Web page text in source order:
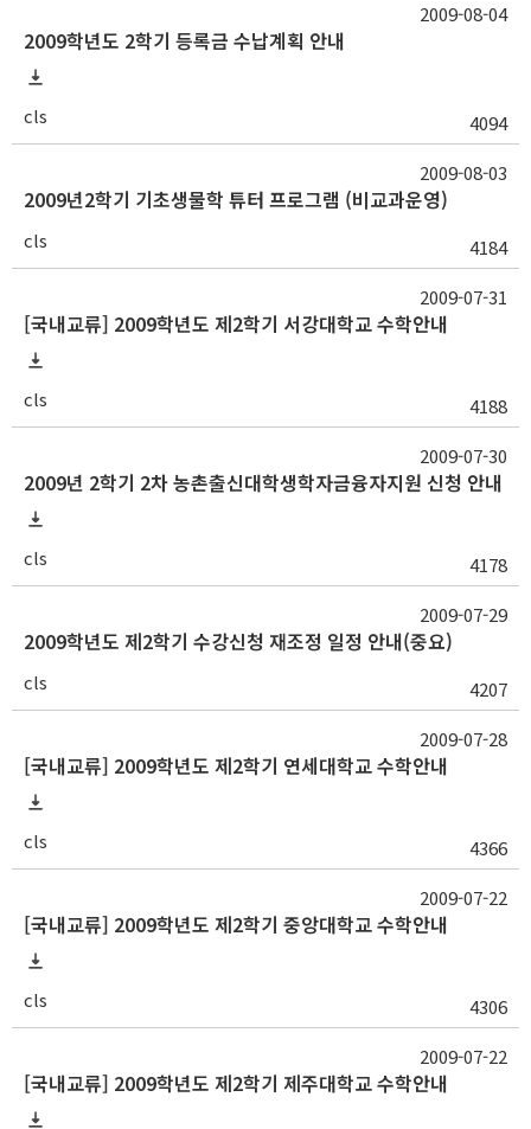
2009학년도 2학기 등록금 수납계획 안내
cls 4094
2009-08-04
2009년2학기 기초생물학 튜터 프로그램 (비교과운영)
cls 4184
2009-08-03
[국내교류] 2009학년도 제2학기 서강대학교 수학안내
cls 4188
2009-07-31
2009년 2학기 2차 농촌출신대학생학자금융자지원 신청 안내
cls 4178
2009-07-30
2009학년도 제2학기 수강신청 재조정 일정 안내(중요)
cls 4207
2009-07-29
[국내교류] 2009학년도 제2학기 연세대학교 수학안내
cls 4366
2009-07-28
[국내교류] 2009학년도 제2학기 중앙대학교 수학안내
cls 4306
2009-07-22
[국내교류] 2009학년도 제2학기 제주대학교 수학안내
2009-07-22